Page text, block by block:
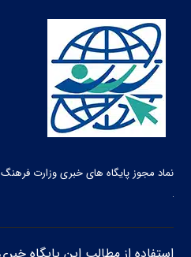
نماد مجوز پایگاه های خبری وزارت